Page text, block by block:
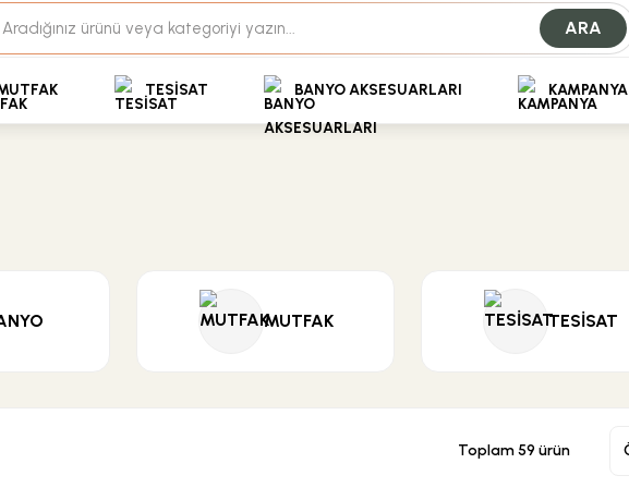
Uzman Ekip Desteği
Ödemeli Özel Fiyatlar için Bizden Teklif Alabilirsiniz.
ARA
TESİSAT BANYO AKSESUARLARI KAMPANYA
MUTFAK TESİSAT
Toplam 59 ürün